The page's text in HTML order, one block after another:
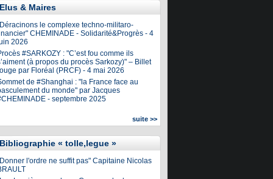
& Maires
le complexe techno-militaro-
CHEMINADE - Solidarité&Progrès - 4
2026
#SARKOZY : "C’est fou comme ils
(à propos du procès Sarkozy)" – Billet
par Floréal (PRCF) - 4 mai 2026
de #Shanghai : "la France face au
du monde" par Jacques
- septembre 2025
suite >>
« tolle,legue »
l'ordre ne suffit pas" Capitaine Nicolas